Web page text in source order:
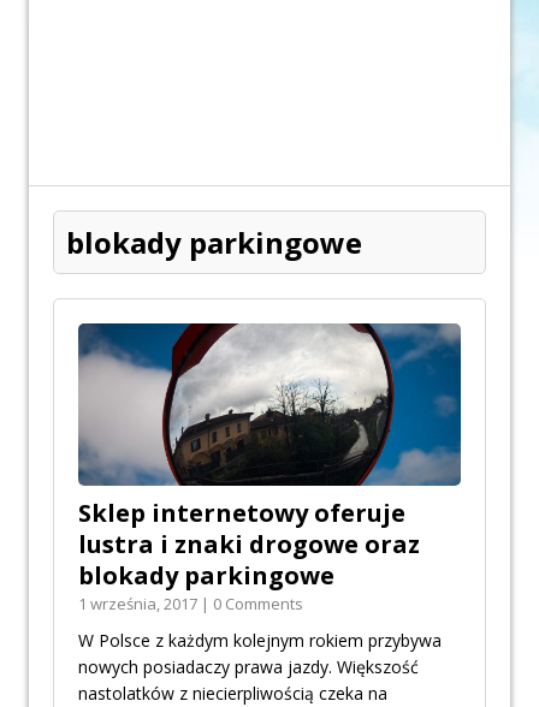
blokady parkingowe
Sklep internetowy oferuje
lustra i znaki drogowe oraz
blokady parkingowe
1 września, 2017 | 0 Comments
W Polsce z każdym kolejnym rokiem przybywa
nowych posiadaczy prawa jazdy. Większość
nastolatków z niecierpliwością czeka na